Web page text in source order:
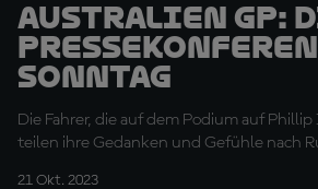
Australien GP:
Sonntag
Die Fahrer, die auf dem Podium auf
teilen ihre Gedanken und Gefühle nach
21 Okt. 2023